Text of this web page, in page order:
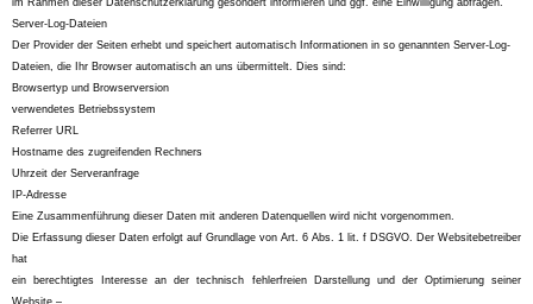
im Rahmen dieser Datenschutzerklärung gesondert informieren und ggf. eine Einwilligung abfragen.
Server-Log-Dateien
Der Provider der Seiten erhebt und speichert automatisch Informationen in so genannten Server-Log-
Dateien, die Ihr Browser automatisch an uns übermittelt. Dies sind:
Browsertyp und Browserversion
verwendetes Betriebssystem
Referrer URL
Hostname des zugreifenden Rechners
Uhrzeit der Serveranfrage
IP-Adresse
Eine Zusammenführung dieser Daten mit anderen Datenquellen wird nicht vorgenommen.
Die Erfassung dieser Daten erfolgt auf Grundlage von Art. 6 Abs. 1 lit. f DSGVO. Der Websitebetreiber
hat
ein berechtigtes Interesse an der technisch fehlerfreien Darstellung und der Optimierung seiner